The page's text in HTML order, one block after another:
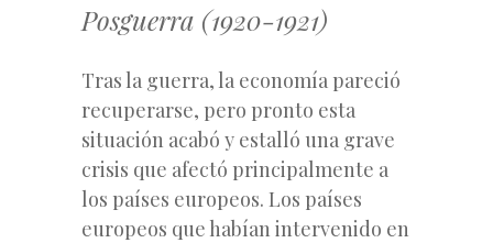
Posguerra (1920-1921)
Tras la guerra, la economía pareció
recuperarse, pero pronto esta
situación acabó y estalló una grave
crisis que afectó principalmente a
los países europeos. Los países
europeos que habían intervenido en